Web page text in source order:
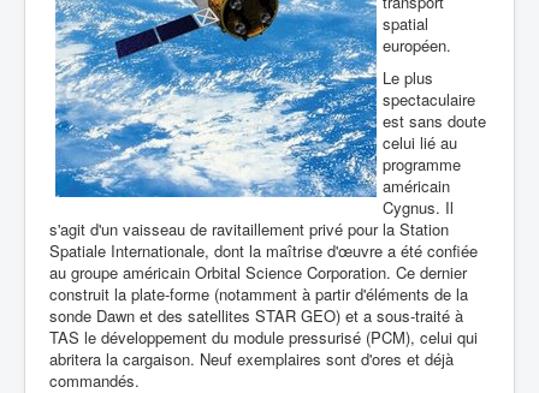
spatial
européen.
Le plus
spectaculaire
est sans doute
celui lié au
programme
américain
Cygnus. Il
s'agit d'un vaisseau de ravitaillement privé pour la Station
Spatiale Internationale, dont la maîtrise d'œuvre a été confiée
au groupe américain Orbital Science Corporation. Ce dernier
construit la plate-forme (notamment à partir d'éléments de la
sonde Dawn et des satellites STAR GEO) et a sous-traité à
TAS le développement du module pressurisé (PCM), celui qui
abritera la cargaison. Neuf exemplaires sont d'ores et déjà
commandés.